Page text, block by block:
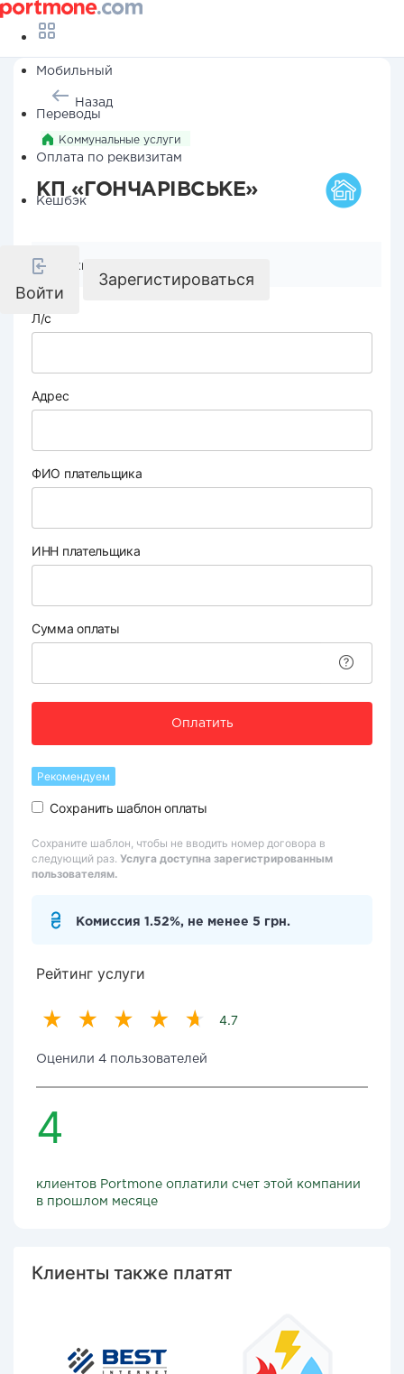
Мобильный
Переводы
Оплата по реквизитам
Кешбэк
Войти
Зарегистироваться
Назад
Коммунальные услуги
КП «ГОНЧАРІВСЬКЕ»
Реквизиты компании
Л/с
Адрес
ФИО плательщика
ИНН плательщика
Сумма оплаты
Оплатить
Рекомендуем
Сохранить шаблон оплаты
Сохраните шаблон, чтобы не вводить номер договора в
следующий раз. Услуга доступна зарегистрированным
пользователям.
Комиссия 1.52%, не менее 5 грн.
Рейтинг услуги
4.7
Оценили 4 пользователей
4
клиентов Portmone оплатили счет этой компании
в прошлом месяце
Клиенты также платят